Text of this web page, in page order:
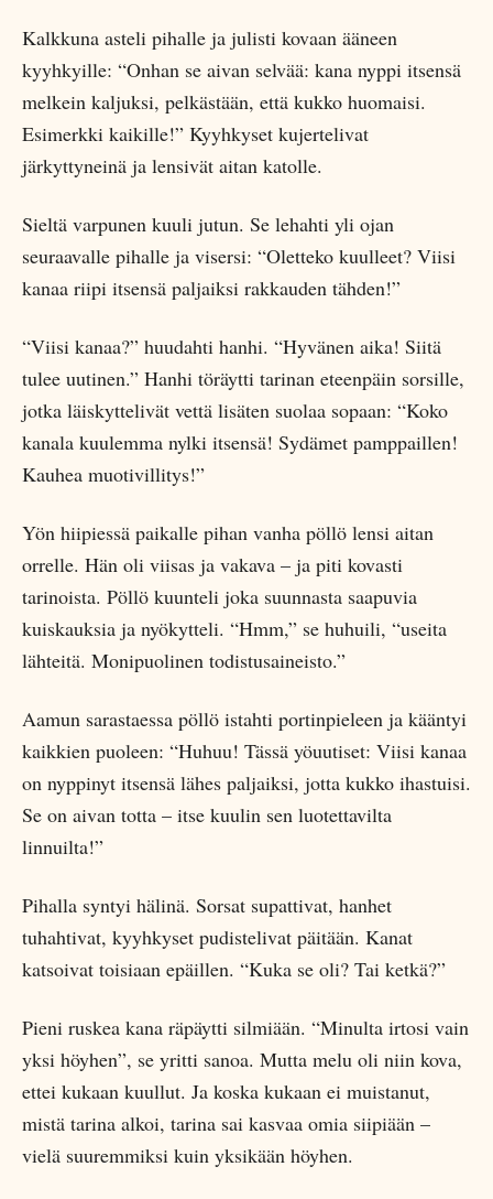
Kalkkuna asteli pihalle ja julisti kovaan ääneen
kyyhkyille: “Onhan se aivan selvää: kana nyppi itsensä
melkein kaljuksi, pelkästään, että kukko huomaisi.
Esimerkki kaikille!” Kyyhkyset kujertelivat
järkyttyneinä ja lensivät aitan katolle.
Sieltä varpunen kuuli jutun. Se lehahti yli ojan
seuraavalle pihalle ja visersi: “Oletteko kuulleet? Viisi
kanaa riipi itsensä paljaiksi rakkauden tähden!”
“Viisi kanaa?” huudahti hanhi. “Hyvänen aika! Siitä
tulee uutinen.” Hanhi töräytti tarinan eteenpäin sorsille,
jotka läiskyttelivät vettä lisäten suolaa sopaan: “Koko
kanala kuulemma nylki itsensä! Sydämet pamppaillen!
Kauhea muotivillitys!”
Yön hiipiessä paikalle pihan vanha pöllö lensi aitan
orrelle. Hän oli viisas ja vakava – ja piti kovasti
tarinoista. Pöllö kuunteli joka suunnasta saapuvia
kuiskauksia ja nyökytteli. “Hmm,” se huhuili, “useita
lähteitä. Monipuolinen todistusaineisto.”
Aamun sarastaessa pöllö istahti portinpieleen ja kääntyi
kaikkien puoleen: “Huhuu! Tässä yöuutiset: Viisi kanaa
on nyppinyt itsensä lähes paljaiksi, jotta kukko ihastuisi.
Se on aivan totta – itse kuulin sen luotettavilta
linnuilta!”
Pihalla syntyi hälinä. Sorsat supattivat, hanhet
tuhahtivat, kyyhkyset pudistelivat päitään. Kanat
katsoivat toisiaan epäillen. “Kuka se oli? Tai ketkä?”
Pieni ruskea kana räpäytti silmiään. “Minulta irtosi vain
yksi höyhen”, se yritti sanoa. Mutta melu oli niin kova,
ettei kukaan kuullut. Ja koska kukaan ei muistanut,
mistä tarina alkoi, tarina sai kasvaa omia siipiään –
vielä suuremmiksi kuin yksikään höyhen.